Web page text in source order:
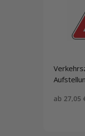
ab 27,05